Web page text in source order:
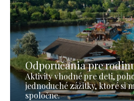
Odporúčania pre
Aktivity vhodné pre deti,
jednoduché zážitky, ktoré si
spoločne.